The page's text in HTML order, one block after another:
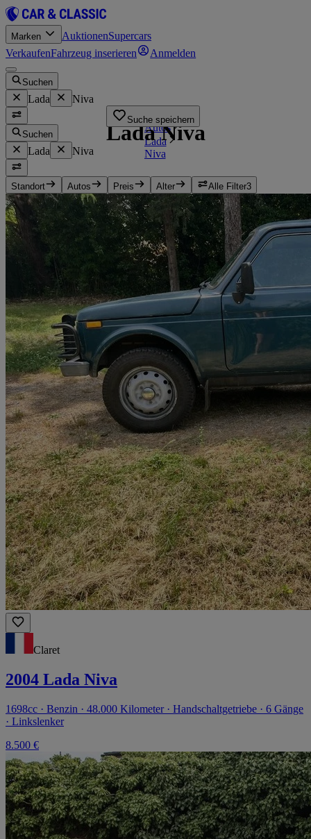
Marken AuktionenSupercars
VerkaufenFahrzeug inserieren Anmelden
Suchen
Lada Niva
Suchen
Lada Niva
Standort Autos Preis Alter Alle Filter3
Startseite
Autos
Lada
Niva
Lada Niva
Suche speichern
Claret
2004 Lada Niva
1698cc · Benzin · 48.000 Kilometer · Handschaltgetriebe · 6 Gänge
· Linkslenker
8.500 €